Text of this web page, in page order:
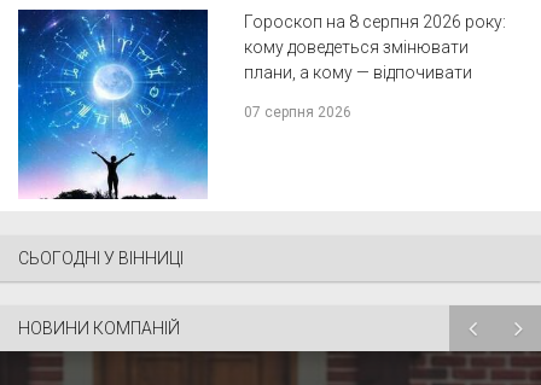
Гороскоп на 8 серпня 2026 року:
кому доведеться змінювати
плани, а кому — відпочивати
07 серпня 2026
СЬОГОДНІ У ВІННИЦІ
НОВИНИ КОМПАНІЙ